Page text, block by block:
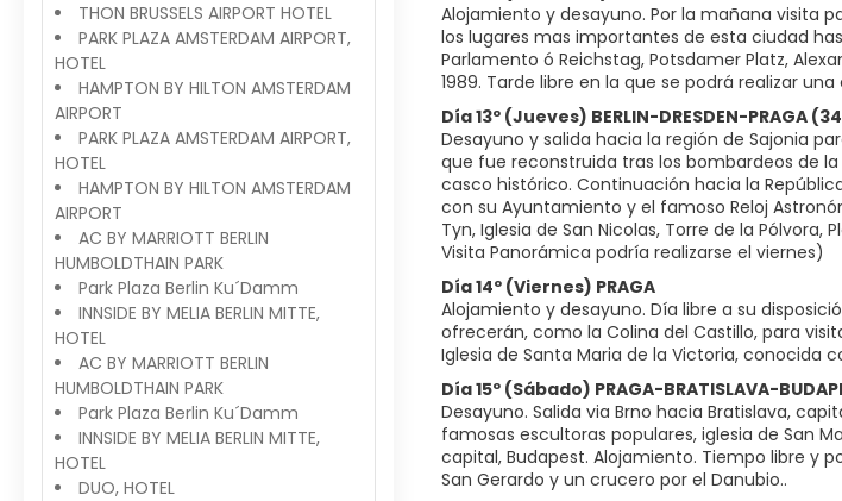
Alojamiento y desayuno. Por la mañana visita
los lugares mas importantes de esta ciudad
Parlamento ó Reichstag, Potsdamer Platz,
1989. Tarde libre en la que se podrá realizar
Día 13º (Jueves) BERLIN-DRESDEN-PRAGA
Desayuno y salida hacia la región de Sajonia
que fue reconstruida tras los bombardeos de
casco histórico. Continuación hacia la
con su Ayuntamiento y el famoso Reloj
Tyn, Iglesia de San Nicolas, Torre de la
Visita Panorámica podría realizarse el viernes)
Día 14º (Viernes) PRAGA
Alojamiento y desayuno. Día libre a su
ofrecerán, como la Colina del Castillo, para
Iglesia de Santa Maria de la Victoria, conocida
Día 15º (Sábado) PRAGA-BRATISLAVA-
Desayuno. Salida via Brno hacia Bratislava,
famosas escultoras populares, iglesia de San
capital, Budapest. Alojamiento. Tiempo libre y
San Gerardo y un crucero por el Danubio..
THON BRUSSELS AIRPORT HOTEL
PARK PLAZA AMSTERDAM AIRPORT,
HOTEL
HAMPTON BY HILTON AMSTERDAM
AIRPORT
PARK PLAZA AMSTERDAM AIRPORT,
HOTEL
HAMPTON BY HILTON AMSTERDAM
AIRPORT
AC BY MARRIOTT BERLIN
HUMBOLDTHAIN PARK
Park Plaza Berlin Ku´Damm
INNSIDE BY MELIA BERLIN MITTE,
HOTEL
AC BY MARRIOTT BERLIN
HUMBOLDTHAIN PARK
Park Plaza Berlin Ku´Damm
INNSIDE BY MELIA BERLIN MITTE,
HOTEL
DUO, HOTEL